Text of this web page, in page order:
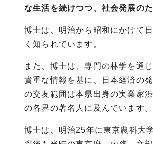
な生活を続けつつ、社会発展の
博士は、明治から昭和にかけて
く知られています。
また、博士は、専門の林学を通
貴重な情報を基に、日本経済の
の交友範囲は本県出身の実業家
の各界の著名人に及んでいます。
博士は、明治25年に東京農科大